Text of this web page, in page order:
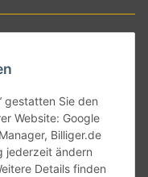
gestatten Sie den
Website: Google
Billiger.de
jederzeit ändern
Details finden